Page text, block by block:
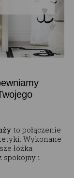
to połączenie
Wykonane
łóżka
spokojny i